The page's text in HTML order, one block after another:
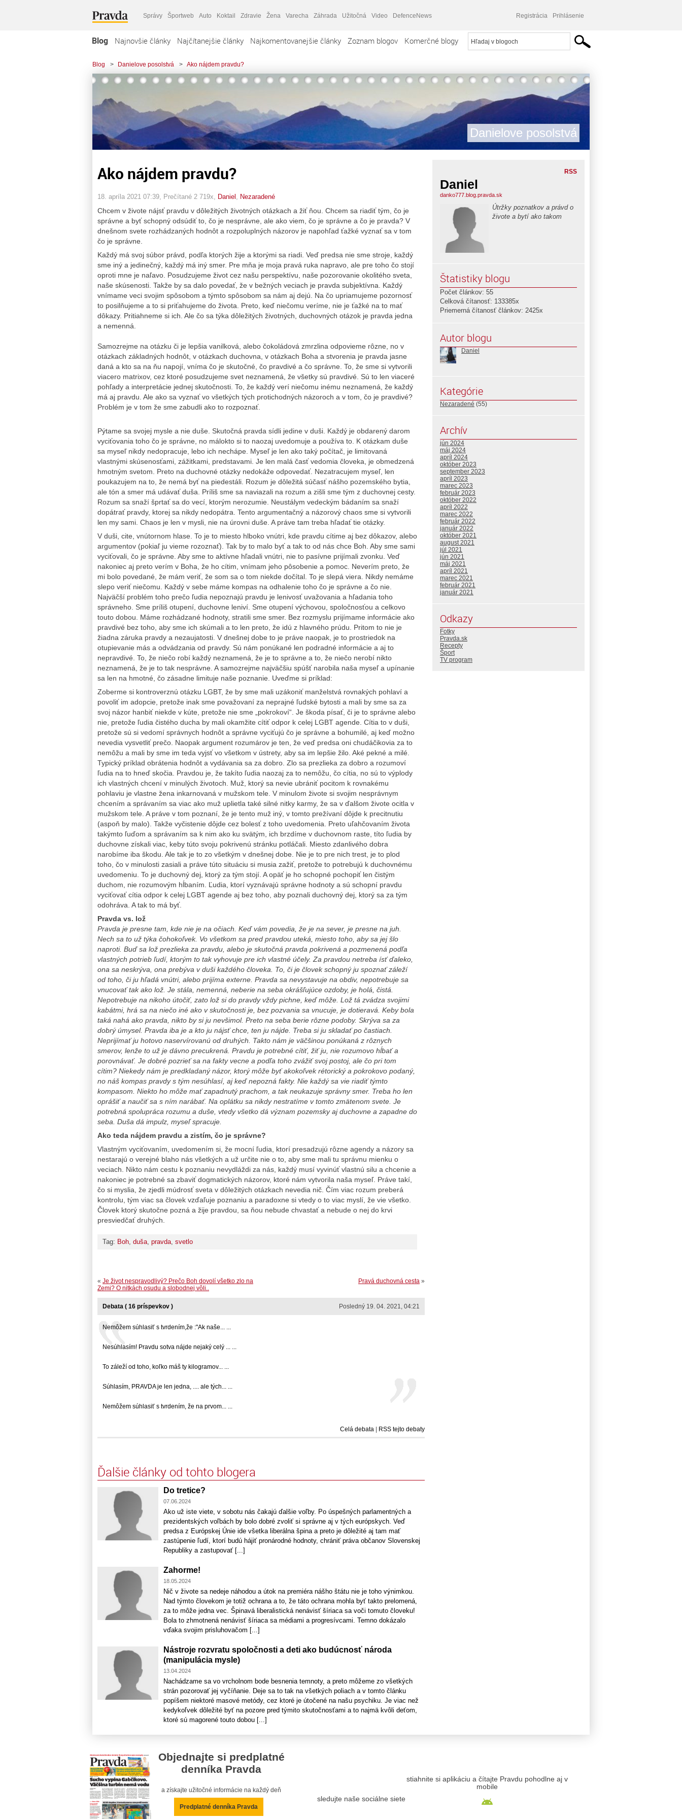
Správy Športweb Auto Koktail Zdravie Žena Varecha Záhrada Užitočná Video DefenceNews Registrácia Prihlásenie
Blog Najnovšie články Najčítanejšie články Najkomentovanejšie články Zoznam blogov Komerčné blogy
Blog > Danielove posolstvá > Ako nájdem pravdu?
Danielove posolstvá
Ako nájdem pravdu?
18. apríla 2021 07:39 , Prečítané 2 719x, Daniel Nezaradené
Chcem v živote nájsť pravdu v dôležitých životných otázkach a žiť ňou. Chcem sa riadiť tým, čo je
správne a byť schopný odsúdiť to, čo je nesprávne, ale ako viem, čo je správne a čo je pravda? V
dnešnom svete rozhádzaných hodnôt a rozpoluplných názorov je napohľad ťažké vyznať sa v tom
čo je správne.
Každý má svoj súbor právd, podľa ktorých žije a ktorými sa riadi. Veď predsa nie sme stroje, každý
sme iný a jedinečný, každý má iný smer. Pre mňa je moja pravá ruka napravo, ale pre toho čo stojí
oproti mne je naľavo. Posudzujeme život cez našu perspektívu, naše pozorovanie okolitého sveta,
naše skúsenosti. Takže by sa dalo povedať, že v bežných veciach je pravda subjektívna. Každý
vnímame veci svojim spôsobom a týmto spôsobom sa nám aj dejú. Na čo upriamujeme pozornosť
to posilňujeme a to si priťahujeme do života. Preto, keď niečomu veríme, nie je ťažké na to mať
dôkazy. Pritiahneme si ich. Ale čo sa týka dôležitých životných, duchovných otázok je pravda jedna
a nemenná.
Samozrejme na otázku či je lepšia vanilková, alebo čokoládová zmrzlina odpovieme rôzne, no v
otázkach základných hodnôt, v otázkach duchovna, v otázkach Boha a stvorenia je pravda jasne
daná a kto sa na ňu napojí, vníma čo je skutočné, čo pravdivé a čo správne. To, že sme si vytvorili
viacero matrixov, cez ktoré posudzujeme svet neznamená, že všetky sú pravdivé. Sú to len viaceré
pohľady a interpretácie jednej skutočnosti. To, že každý verí niečomu inému neznamená, že každý
má aj pravdu. Ale ako sa vyznať vo všetkých tých protichodných názoroch a v tom, čo je pravdivé?
Problém je v tom že sme zabudli ako to rozpoznať.
Pýtame sa svojej mysle a nie duše. Skutočná pravda sídli jedine v duši. Každý je obdarený darom
vyciťovania toho čo je správne, no málokto si to naozaj uvedomuje a používa to. K otázkam duše
sa myseľ nikdy nedopracuje, lebo ich nechápe. Myseľ je len ako taký počítač, je limitovaná
vlastnými skúsenosťami, zážitkami, predstavami. Je len malá časť vedomia človeka, je obmedzená
hmotným svetom. Preto na duchovné otázky nedokáže odpovedať. Nezatracujem myseľ, len
poukazujem na to, že nemá byť na piedestáli. Rozum je dôležitá súčasť nášho pozemského bytia,
ale tón a smer má udávať duša. Príliš sme sa naviazali na rozum a zišli sme tým z duchovnej cesty.
Rozum sa snaží šprtať sa do vecí, ktorým nerozumie. Neustálym vedeckým bádaním sa snaží
dopátrať pravdy, ktorej sa nikdy nedopátra. Tento argumentačný a názorový chaos sme si vytvorili
len my sami. Chaos je len v mysli, nie na úrovni duše. A práve tam treba hľadať tie otázky.
V duši, cite, vnútornom hlase. To je to miesto hlboko vnútri, kde pravdu cítime aj bez dôkazov, alebo
argumentov (pokiaľ ju vieme rozoznať). Tak by to malo byť a tak to od nás chce Boh. Aby sme sami
vyciťovali, čo je správne. Aby sme to aktívne hľadali vnútri, nie to pasívne prijímali zvonku. Veď
nakoniec aj preto verím v Boha, že ho cítim, vnímam jeho pôsobenie a pomoc. Neverím preto, že
mi bolo povedané, že mám veriť, že som sa o tom niekde dočítal. To je slepá viera. Nikdy nemáme
slepo veriť niečomu. Každý v sebe máme kompas na odhalenie toho čo je správne a čo nie.
Najväčší problém toho prečo ľudia nepoznajú pravdu je lenivosť uvažovania a hľadania toho
správneho. Sme príliš otupení, duchovne leniví. Sme otupení výchovou, spoločnosťou a celkovo
touto dobou. Máme rozhádzané hodnoty, stratili sme smer. Bez rozmyslu prijímame informácie ako
pravdivé bez toho, aby sme ich skúmali a to len preto, že idú z hlavného prúdu. Pritom to nie je
žiadna záruka pravdy a nezaujatosti. V dnešnej dobe to je práve naopak, je to prostriedok na
otupievanie más a odvádzania od pravdy. Sú nám ponúkané len podradné informácie a aj to
nepravdivé. To, že niečo robí každý neznamená, že je to správne a to, že niečo nerobí nikto
neznamená, že je to tak nesprávne. A samozrejme najväčšiu spúšť narobila naša myseľ a upínanie
sa len na hmotné, čo zásadne limituje naše poznanie. Uveďme si príklad:
Zoberme si kontroverznú otázku LGBT, že by sme mali uzákoniť manželstvá rovnakých pohlaví a
povoliť im adopcie, pretože inak sme považovaní za neprajné ľudské bytosti a mali by sme sa za
svoj názor hanbiť niekde v kúte, pretože nie sme „pokrokoví“. Je škoda písať, či je to správne alebo
nie, pretože ľudia čistého ducha by mali okamžite cítiť odpor k celej LGBT agende. Cítia to v duši,
pretože sú si vedomí správnych hodnôt a správne vyciťujú čo je správne a bohumilé, aj keď možno
nevedia vysvetliť prečo. Naopak argument rozumárov je ten, že veď predsa oni chudáčikovia za to
nemôžu a mali by sme im teda vyjsť vo všetkom v ústrety, aby sa im lepšie žilo. Aké pekné a milé.
Typický príklad obrátenia hodnôt a vydávania sa za dobro. Zlo sa prezlieka za dobro a rozumoví
ľudia na to hneď skočia. Pravdou je, že takíto ľudia naozaj za to nemôžu, čo cítia, no sú to výplody
ich vlastných chcení v minulých životoch. Muž, ktorý sa nevie ubrániť pocitom k rovnakému
pohlaviu je vlastne žena inkarnovaná v mužskom tele. V minulom živote si svojim nesprávnym
chcením a správaním sa viac ako muž uplietla také silné nitky karmy, že sa v ďalšom živote ocitla v
mužskom tele. A práve v tom poznaní, že je tento muž iný, v tomto prežívaní dôjde k precitnutiu
(aspoň by malo). Takže vyčistenie dôjde cez bolesť z toho uvedomenia. Preto uľahčovaním života
takýmto ľuďom a správaním sa k nim ako ku svätým, ich brzdíme v duchovnom raste, títo ľudia by
duchovne získali viac, keby túto svoju pokrivenú stránku potláčali. Miesto zdanlivého dobra
narobíme iba škodu. Ale tak je to zo všetkým v dnešnej dobe. Nie je to pre nich trest, je to plod
toho, čo v minulosti zasiali a práve túto situáciu si musia zažiť, pretože to potrebujú k duchovnému
uvedomeniu. To je duchovný dej, ktorý za tým stojí. A opäť je ho schopné pochopiť len čistým
duchom, nie rozumovým hĺbaním. Ľudia, ktorí vyznávajú správne hodnoty a sú schopní pravdu
vyciťovať cítia odpor k celej LGBT agende aj bez toho, aby poznali duchovný dej, ktorý sa za tým
odohráva. A tak to má byť.
Pravda vs. lož
Pravda je presne tam, kde nie je na očiach. Keď vám povedia, že je na sever, je presne na juh.
Nech sa to už týka čohokoľvek. Vo všetkom sa pred pravdou uteká, miesto toho, aby sa jej šlo
naproti. Buď sa lož prezlieka za pravdu, alebo je skutočná pravda pokrivená a pozmenená podľa
vlastných potrieb ľudí, ktorým to tak vyhovuje pre ich vlastné účely. Za pravdou netreba ísť ďaleko,
ona sa neskrýva, ona prebýva v duši každého človeka. To, či je človek schopný ju spoznať záleží
od toho, či ju hľadá vnútri, alebo prijíma externe. Pravda sa nevystavuje na obdiv, nepotrebuje sa
vnucovať tak ako lož. Je stála, nemenná, neberie na seba okrášľujúce ozdoby, je holá, čistá.
Nepotrebuje na nikoho útočiť, zato lož si do pravdy vždy pichne, keď môže. Lož tá zvádza svojimi
kabátmi, hrá sa na niečo iné ako v skutočnosti je, bez pozvania sa vnucuje, je dotieravá. Keby bola
taká nahá ako pravda, nikto by si ju nevšimol. Preto na seba berie rôzne podoby. Skrýva sa za
dobrý úmysel. Pravda iba je a kto ju nájsť chce, ten ju nájde. Treba si ju skladať po častiach.
Neprijímať ju hotovo naservírovanú od druhých. Takto nám je väčšinou ponúkaná z rôznych
smerov, lenže to už je dávno precukrená. Pravdu je potrebné cítiť, žiť ju, nie rozumovo hĺbať a
porovnávať. Je dobré pozrieť sa na fakty vecne a podľa toho zvážiť svoj postoj, ale čo pri tom
cítim? Niekedy nám je predkladaný názor, ktorý môže byť akokoľvek rétorický a pokrokovo podaný,
no náš kompas pravdy s tým nesúhlasí, aj keď nepozná fakty. Nie každý sa vie riadiť týmto
kompasom. Niekto ho môže mať zapadnutý prachom, a tak neukazuje správny smer. Treba ho len
oprášiť a naučiť sa s ním narábať. Na oplátku sa nikdy nestratíme v tomto zmätenom svete. Je
potrebná spolupráca rozumu a duše, vtedy všetko dá význam pozemsky aj duchovne a zapadne do
seba. Duša dá impulz, myseľ spracuje.
Ako teda nájdem pravdu a zistím, čo je správne?
Vlastným vyciťovaním, uvedomením si, že mocní ľudia, ktorí presadzujú rôzne agendy a názory sa
nestarajú o verejné blaho nás všetkých a už určite nie o to, aby sme mali tu správnu mienku o
veciach. Nikto nám cestu k poznaniu nevydláždi za nás, každý musí vyvinúť vlastnú silu a chcenie a
nakoniec je potrebné sa zbaviť dogmatických názorov, ktoré nám vytvorila naša myseľ. Práve takí,
čo si myslia, že zjedli múdrosť sveta v dôležitých otázkach nevedia nič. Čím viac rozum preberá
kontrolu, tým viac sa človek vzďaľuje poznaniu a paradoxne si vtedy o to viac myslí, že vie všetko.
Človek ktorý skutočne pozná a žije pravdou, sa ňou nebude chvastať a nebude o nej do krvi
presviedčať druhých.
Tag: Boh duša pravda svetlo
Pravá duchovná cesta »
« Je život nespravodlivý? Prečo Boh dovolí všetko zlo na
Zemi? O nitkách osudu a slobodnej vôli..
Posledný 19. 04. 2021, 04:21
Debata ( 16 príspevkov )
Nemôžem súhlasiť s tvrdením,že :"Ak naše... ...
Nesúhlasím! Pravdu sotva nájde nejaký celý ... ...
To záleží od toho, koľko máš ty kilogramov... ...
Súhlasím, PRAVDA je len jedna, .... ale tých... ...
Nemôžem súhlasiť s tvrdením, že na prvom... ...
Celá debata | RSS tejto debaty
Ďalšie články od tohto blogera
Do tretice?
07.06.2024
Ako už iste viete, v sobotu nás čakajú ďalšie voľby. Po úspešných parlamentných a
prezidentských voľbách by bolo dobré zvoliť si správne aj v tých európskych. Veď
predsa z Európskej Únie ide všetka liberálna špina a preto je dôležité aj tam mať
zastúpenie ľudí, ktorí budú hájiť pronárodné hodnoty, chrániť práva občanov Slovenskej
Republiky a zastupovať [...]
Zahorme!
18.05.2024
Nič v živote sa nedeje náhodou a útok na premiéra nášho štátu nie je toho výnimkou.
Nad týmto človekom je totiž ochrana a to, že táto ochrana mohla byť takto prelomená,
za to môže jedna vec. Špinavá liberalistická nenávisť šíriaca sa voči tomuto človeku!
Bola to zhmotnená nenávisť šíriaca sa médiami a progresívcami. Temno dokázalo
vďaka svojim prisluhovačom [...]
Nástroje rozvratu spoločnosti a deti ako budúcnosť národa
(manipulácia mysle)
13.04.2024
Nachádzame sa vo vrcholnom bode besnenia temnoty, a preto môžeme zo všetkých
strán pozorovať jej vyčíňanie. Deje sa to tak na všetkých poliach a v tomto článku
popíšem niektoré masové metódy, cez ktoré je útočené na našu psychiku. Je viac než
kedykoľvek dôležité byť na pozore pred týmito skutočnosťami a to najmä kvôli deťom,
ktoré sú magorené touto dobou [...]
RSS
Daniel
danko777.blog.pravda.sk
Útržky poznatkov a právd o
živote a bytí ako takom
Štatistiky blogu
Počet článkov: 55
Celková čítanosť: 133385x
Priemerná čítanosť článkov: 2425x
Autor blogu
Daniel
Kategórie
Nezaradené (55)
Archív
jún 2024
máj 2024
apríl 2024
október 2023
september 2023
apríl 2023
marec 2023
február 2023
október 2022
apríl 2022
marec 2022
február 2022
január 2022
október 2021
august 2021
júl 2021
jún 2021
máj 2021
apríl 2021
marec 2021
február 2021
január 2021
Odkazy
Fotky
Pravda.sk
Recepty
Šport
TV program
Objednajte si predplatné
denníka Pravda
a získajte užitočné informácie na každý deň
Predplatné denníka Pravda
sledujte naše sociálne siete
stiahnite si aplikáciu a čítajte Pravdu pohodlne aj v
mobile